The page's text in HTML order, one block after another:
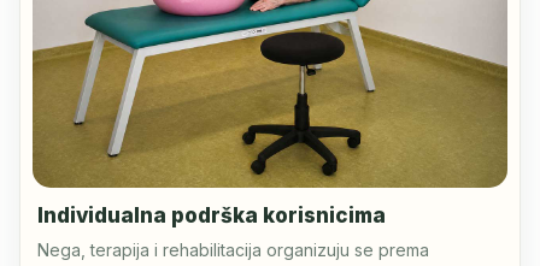
Individualna podrška korisnicima
Nega, terapija i rehabilitacija organizuju se prema